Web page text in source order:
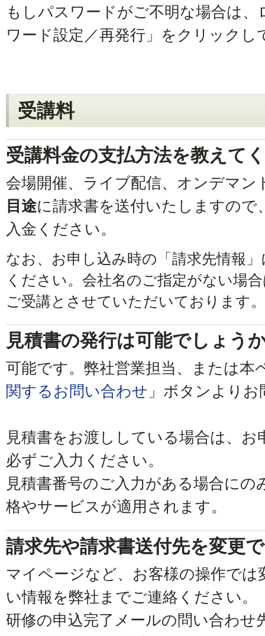
もしパスワードがご不明な場合は
ワード設定／再発行」をクリックし
受講料
受講料金の支払方法を教えて
会場開催、ライブ配信、オンデマン
目途に請求書を送付いたしますので
入金ください。
なお、お申し込み時の「請求先情報
ください。会社名のご指定がない場
ご受講とさせていただいております。
見積書の発行は可能でしょう
可能です。弊社営業担当、または本
関するお問い合わせ 」ボタンより
見積書をお渡ししている場合は、
必ずご入力ください。
見積書番号のご入力がある場合にの
格やサービスが適用されます。
請求先や請求書送付先を変更
マイページなど、お客様の操作で
い情報を弊社までご連絡ください。
研修の申込完了メールの問い合わせ